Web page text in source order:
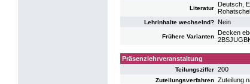
Literatur
Deutsch,
Lehrinhalte wechselnd? Nein
Frühere Varianten
Decken
Präsenzlehrveranstaltung
Teilungsziffer 200
Zuteilungsverfahren Zuteilung